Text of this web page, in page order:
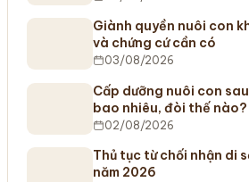
Giành quyền nuôi con
và chứng cứ cần có
03/08/2026
Cấp dưỡng nuôi con
bao nhiêu, đòi thế nào?
02/08/2026
Thủ tục từ chối nhận di
năm 2026